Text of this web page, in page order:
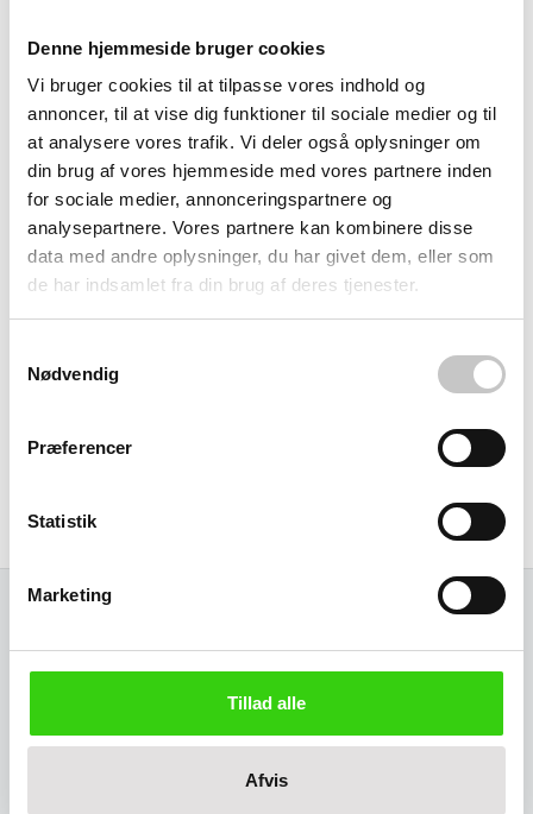
Denne hjemmeside bruger cookies
Vi bruger cookies til at tilpasse vores indhold og
annoncer, til at vise dig funktioner til sociale medier og til
at analysere vores trafik. Vi deler også oplysninger om
din brug af vores hjemmeside med vores partnere inden
for sociale medier, annonceringspartnere og
analysepartnere. Vores partnere kan kombinere disse
data med andre oplysninger, du har givet dem, eller som
de har indsamlet fra din brug af deres tjenester.
Nødvendig
Præferencer
Statistik
Marketing
Tillad alle
Afvis
Holdbar investering med miljøbevidste
materialer
Den slidstærke konstruktion understøttes af 5 års garanti,
hvilket gør produktet til en fornuftig langsigtet investering.
Materialet er fri for skadelige stoffer som DOP, DMF,
Med dimensioner på 960 x 660 mm passer måtten perfekt
elektronisk udstyr samt produktions- og lagerområder.
arbejdspladsen både sundere og mere produktiv.
Relaterede varer